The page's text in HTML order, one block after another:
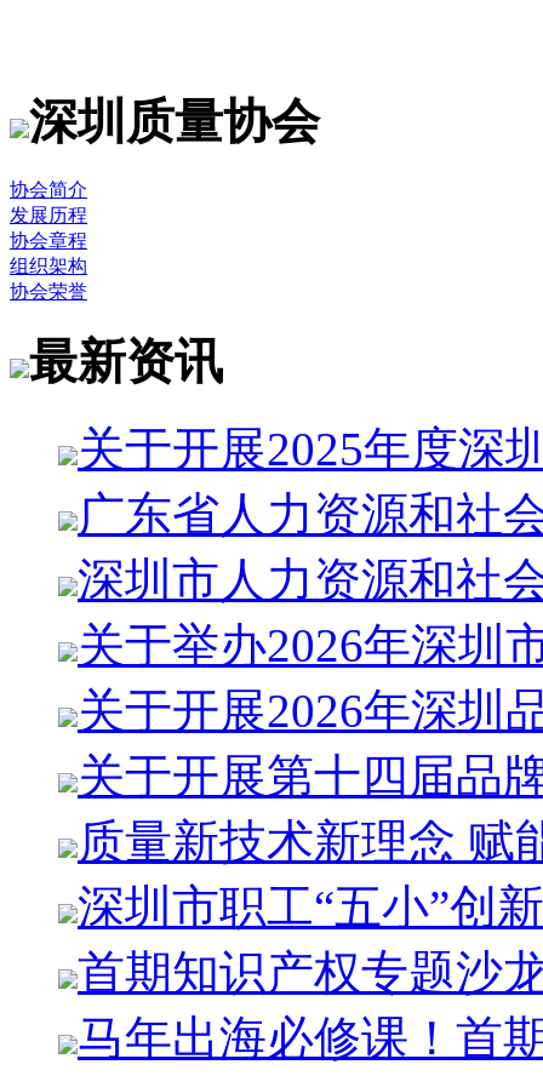
深圳质量协会
协会简介
发展历程
协会章程
组织架构
协会荣誉
最新资讯
关于开展2025年度深
广东省人力资源和社
深圳市人力资源和社
关于举办2026年深圳
关于开展2026年深圳
关于开展第十四届品
质量新技术新理念 赋
深圳市职工“五小”创
首期知识产权专题沙
马年出海必修课！首